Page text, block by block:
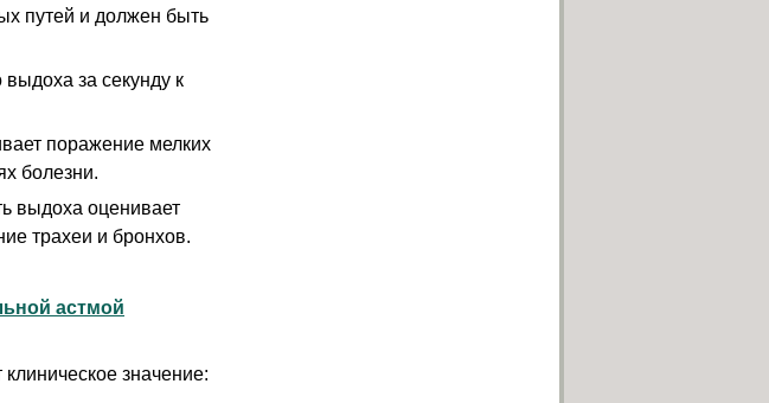
путей и должен быть
за секунду к
поражение мелких
болезни.
выдоха оценивает
трахеи и бронхов.
астмой
значение: